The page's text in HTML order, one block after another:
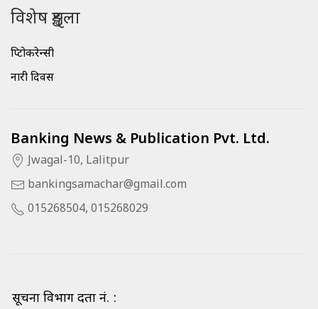
विशेष शृङ्खला
क्रिप्टोकरेन्सी
नारी दिवस
Banking News & Publication Pvt. Ltd.
Jwagal-10, Lalitpur
bankingsamachar@gmail.com
015268504, 015268029
सूचना विभाग दर्ता नं. :